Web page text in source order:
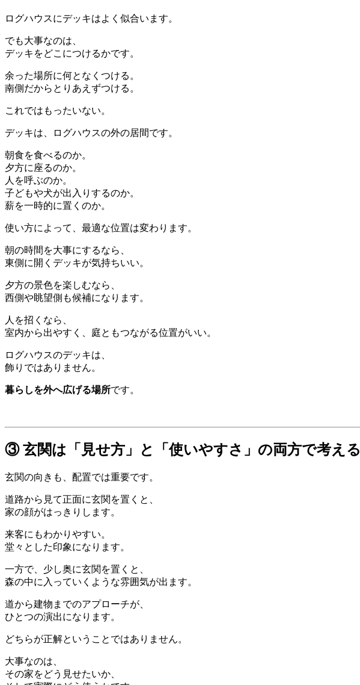
ログハウスにデッキはよく似合います。
でも大事なのは、
デッキをどこにつけるかです。
余った場所に何となくつける。
南側だからとりあえずつける。
これではもったいない。
デッキは、ログハウスの外の居間です。
朝食を食べるのか。
夕方に座るのか。
人を呼ぶのか。
子どもや犬が出入りするのか。
薪を一時的に置くのか。
使い方によって、最適な位置は変わります。
朝の時間を大事にするなら、
東側に開くデッキが気持ちいい。
夕方の景色を楽しむなら、
西側や眺望側も候補になります。
人を招くなら、
室内から出やすく、庭ともつながる位置がいい。
ログハウスのデッキは、
飾りではありません。
暮らしを外へ広げる場所です。
③ 玄関は「見せ方」と「使いやすさ」の両方で考える
玄関の向きも、配置では重要です。
道路から見て正面に玄関を置くと、
家の顔がはっきりします。
来客にもわかりやすい。
堂々とした印象になります。
一方で、少し奥に玄関を置くと、
森の中に入っていくような雰囲気が出ます。
道から建物までのアプローチが、
ひとつの演出になります。
どちらが正解ということではありません。
大事なのは、
その家をどう見せたいか、